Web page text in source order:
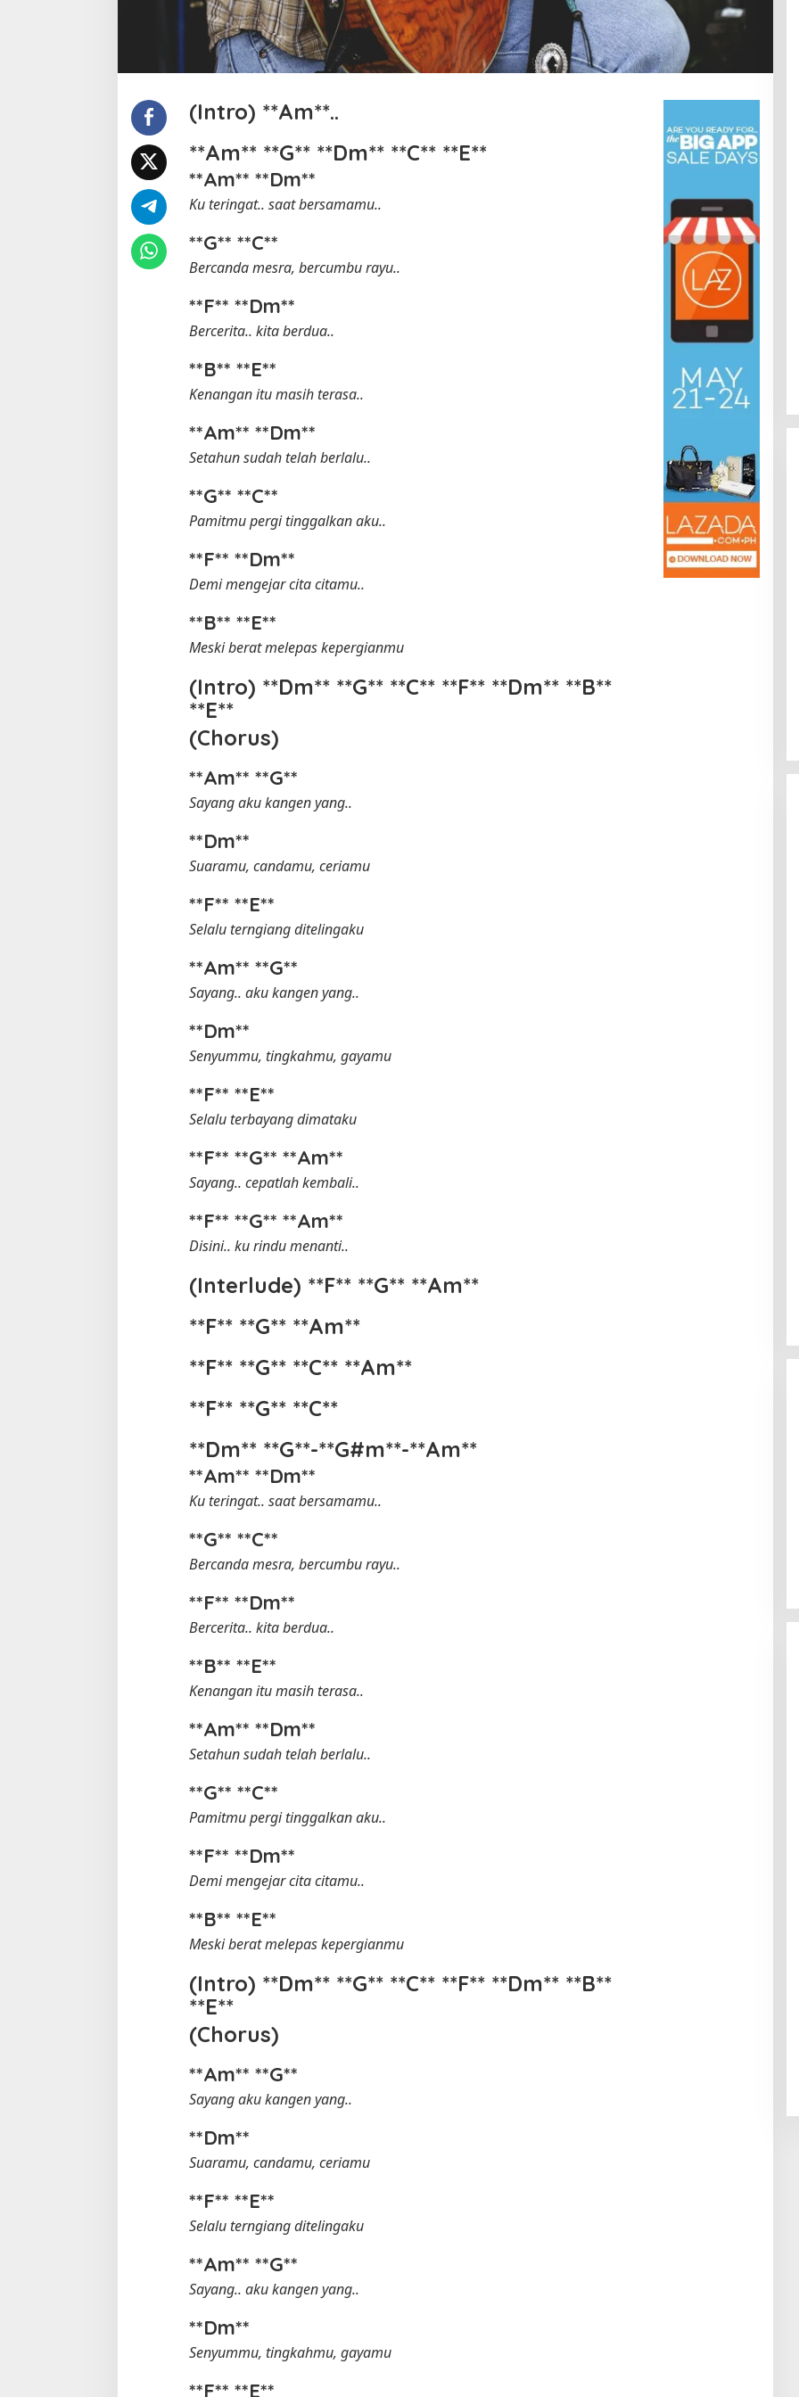
(Intro) **Am**..
**Am** **G** **Dm** **C** **E**
**Am** **Dm**
Ku teringat.. saat bersamamu..
**G** **C**
Bercanda mesra, bercumbu rayu..
**F** **Dm**
Bercerita.. kita berdua..
**B** **E**
Kenangan itu masih terasa..
**Am** **Dm**
Setahun sudah telah berlalu..
**G** **C**
Pamitmu pergi tinggalkan aku..
**F** **Dm**
Demi mengejar cita citamu..
**B** **E**
Meski berat melepas kepergianmu
(Intro) **Dm** **G** **C** **F** **Dm** **B**
**E**
(Chorus)
**Am** **G**
Sayang aku kangen yang..
**Dm**
Suaramu, candamu, ceriamu
**F** **E**
Selalu terngiang ditelingaku
**Am** **G**
Sayang.. aku kangen yang..
**Dm**
Senyummu, tingkahmu, gayamu
**F** **E**
Selalu terbayang dimataku
**F** **G** **Am**
Sayang.. cepatlah kembali..
**F** **G** **Am**
Disini.. ku rindu menanti..
(Interlude) **F** **G** **Am**
**F** **G** **Am**
**F** **G** **C** **Am**
**F** **G** **C**
**Dm** **G**-**G#m**-**Am**
**Am** **Dm**
Ku teringat.. saat bersamamu..
**G** **C**
Bercanda mesra, bercumbu rayu..
**F** **Dm**
Bercerita.. kita berdua..
**B** **E**
Kenangan itu masih terasa..
**Am** **Dm**
Setahun sudah telah berlalu..
**G** **C**
Pamitmu pergi tinggalkan aku..
**F** **Dm**
Demi mengejar cita citamu..
**B** **E**
Meski berat melepas kepergianmu
(Intro) **Dm** **G** **C** **F** **Dm** **B**
**E**
(Chorus)
**Am** **G**
Sayang aku kangen yang..
**Dm**
Suaramu, candamu, ceriamu
**F** **E**
Selalu terngiang ditelingaku
**Am** **G**
Sayang.. aku kangen yang..
**Dm**
Senyummu, tingkahmu, gayamu
**F** **E**
3 Januari 2025
Tempat Makan di Kota Baru Jambi